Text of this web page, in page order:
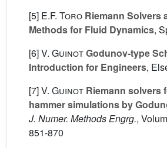
[5] E.F. Toro Riemann Solvers
Methods for Fluid Dynamics,
[6]V. GuinotGodunov-type
Introduction for Engineers,
[7]V. Guinot Riemann solvers
hammer simulations by
J. Numer. Methods Engrg.,
851-870